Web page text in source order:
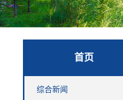
首页
综合新闻